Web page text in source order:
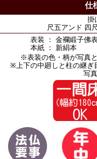
仕
掛
尺五アンド 四
表装 ： 金襴緞子佛表
本紙 ： 新絹本
※表装の色・柄が写真
※上下の中廻しと柱の継ぎ
写